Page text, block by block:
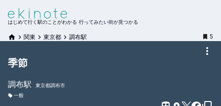
はじめて行く駅のことがわかる 行ってみたい街が見つかる
関東 東京都 調布駅 5
季節
調布駅
東京都調布市
一般